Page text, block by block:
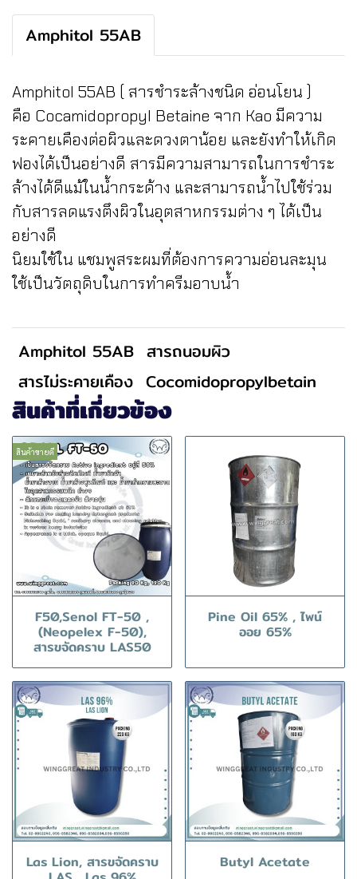
Amphitol 55AB
Amphitol 55AB ( สารชำระล้างชนิด อ่อนโยน )
คือ Cocamidopropyl Betaine จาก Kao มีความ
ระคายเคืองต่อผิวและดวงตาน้อย และยังทำให้เกิด
ฟองได้เป็นอย่างดี สารมีความสามารถในการชำระ
ล้างได้ดีแม้ในน้ำกระด้าง และสามารถน้ำไปใช้ร่วม
กับสารลดแรงตึงผิวในอุตสาหกรรมต่าง ๆ ได้เป็น
อย่างดี
นิยมใช้ใน แชมพูสระผมที่ต้องการความอ่อนละมุน
ใช้เป็นวัตถุดิบในการทำครีมอาบน้ำ
Amphitol 55AB สารถนอมผิว
สารไม่ระคายเคือง Cocomidopropylbetain
สินค้าที่เกี่ยวข้อง
สินค้าขายดี
F50,Senol FT-50 ,
(Neopelex F-50),
สารขจัดคราบ LAS50
Pine Oil 65% , ไพน์
ออย 65%
Las Lion, สารขจัดคราบ Butyl Acetate